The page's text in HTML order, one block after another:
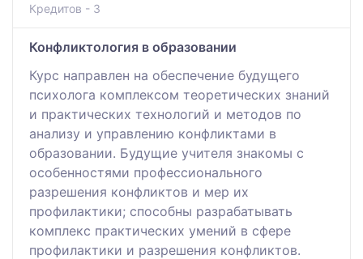
Кредитов - 3
Конфликтология в образовании
Курс направлен на обеспечение будущего
психолога комплексом теоретических знаний
и практических технологий и методов по
анализу и управлению конфликтами в
образовании. Будущие учителя знакомы с
особенностями профессионального
разрешения конфликтов и мер их
профилактики; способны разрабатывать
комплекс практических умений в сфере
профилактики и разрешения конфликтов.